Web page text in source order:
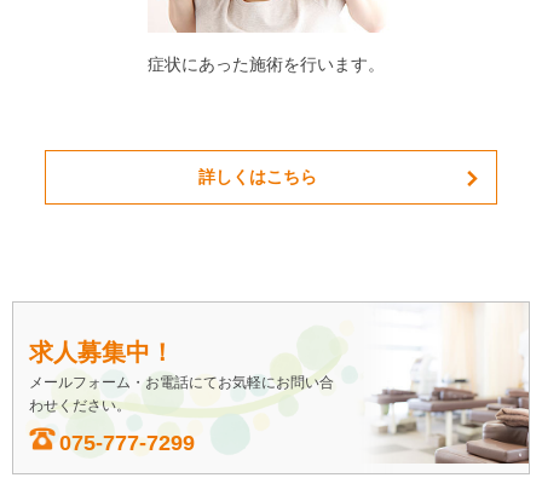
症状にあった施術を行います。
詳しくはこちら
求人募集中！
メールフォーム・お電話にてお気軽にお問い合
わせください。
075-777-7299